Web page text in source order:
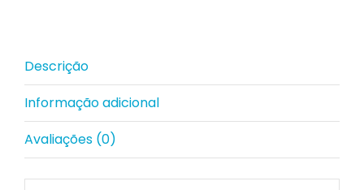
Descrição
Informação adicional
Avaliações (0)